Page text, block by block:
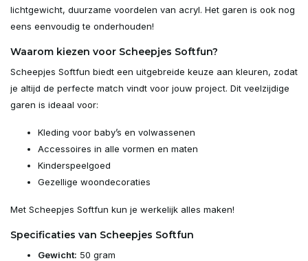
lichtgewicht, duurzame voordelen van acryl. Het garen is ook nog
eens eenvoudig te onderhouden!
Waarom kiezen voor Scheepjes Softfun?
Scheepjes Softfun biedt een uitgebreide keuze aan kleuren, zodat
je altijd de perfecte match vindt voor jouw project. Dit veelzijdige
garen is ideaal voor:
Kleding voor baby’s en volwassenen
Accessoires in alle vormen en maten
Kinderspeelgoed
Gezellige woondecoraties
Met Scheepjes Softfun kun je werkelijk alles maken!
Specificaties van Scheepjes Softfun
Gewicht: 50 gram